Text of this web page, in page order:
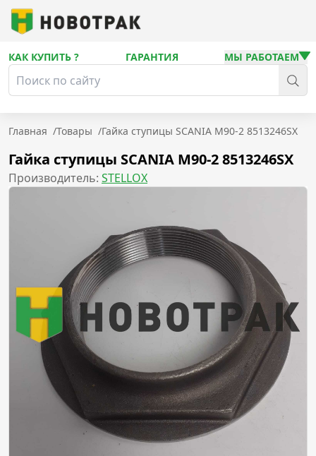
КАК КУПИТЬ ? ГАРАНТИЯ МЫ РАБОТАЕМ
Главная /Товары /Гайка ступицы SCANIA М90-2 8513246SX
Гайка ступицы SCANIA М90-2 8513246SX
Производитель: STELLOX